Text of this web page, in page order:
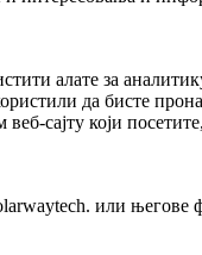
алате за
да бисте
сајту који
или његове